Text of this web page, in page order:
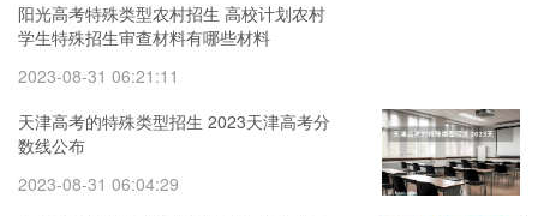
阳光高考特殊类型农村招生 高校计划农村
学生特殊招生审查材料有哪些材料
2023-08-31 06:21:11
天津高考的特殊类型招生 2023天津高考分
数线公布
2023-08-31 06:04:29